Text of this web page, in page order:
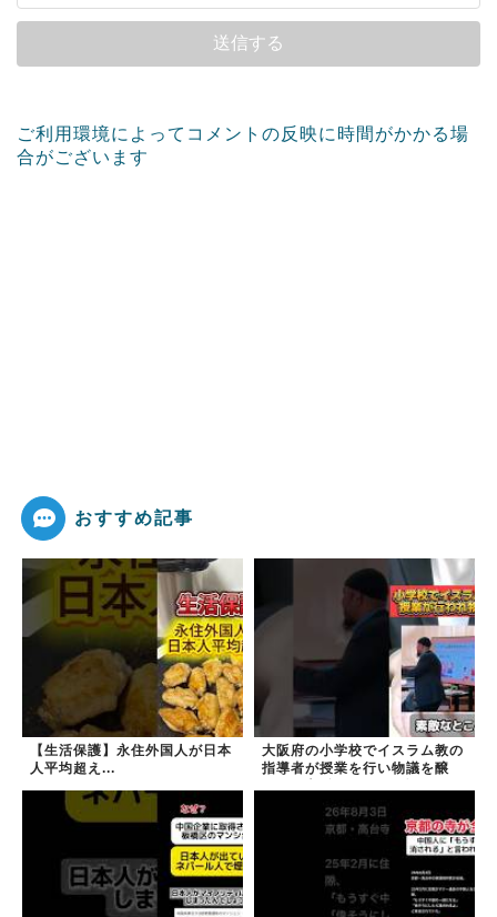
ご利用環境によってコメントの反映に時間がかかる場
合がございます
おすすめ記事
【生活保護】永住外国人が日本
人平均超え...
大阪府の小学校でイスラム教の
指導者が授業を行い物議を醸